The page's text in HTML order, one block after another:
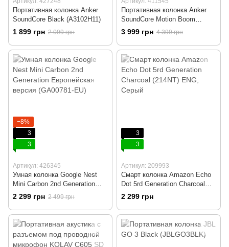
Портативная колонка Anker
SoundCore Black (A3102H11)
1 899 грн 2 099 грн
Портативная колонка Anker
SoundCore Motion Boom
(A3118011)
3 999 грн 4 399 грн
−8%
3
3
Артикул: 426345
Умная колонка Google Nest
Mini Carbon 2nd Generation
Европейская версия
(GA00781-EU)
2 299 грн 2 499 грн
3
3
Артикул: 209993
Смарт колонка Amazon Echo
Dot 5rd Generation Charcoal
(214NT) ENG
2 299 грн